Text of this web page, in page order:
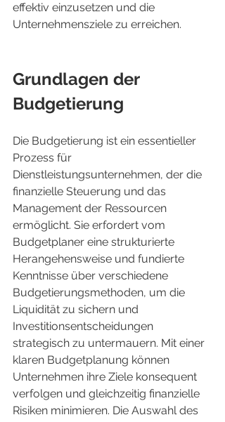
effektiv einzusetzen und die
Unternehmensziele zu erreichen.
Grundlagen der
Budgetierung
Die Budgetierung ist ein essentieller
Prozess für
Dienstleistungsunternehmen, der die
finanzielle Steuerung und das
Management der Ressourcen
ermöglicht. Sie erfordert vom
Budgetplaner eine strukturierte
Herangehensweise und fundierte
Kenntnisse über verschiedene
Budgetierungsmethoden, um die
Liquidität zu sichern und
Investitionsentscheidungen
strategisch zu untermauern. Mit einer
klaren Budgetplanung können
Unternehmen ihre Ziele konsequent
verfolgen und gleichzeitig finanzielle
Risiken minimieren. Die Auswahl des